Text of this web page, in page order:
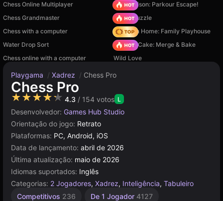
Chess Online Multiplayer
Barry Prison: Parkour Escape!
Chess Grandmaster
Arrow Puzzle
Chess with a computer
My Town Home: Family Playhouse
Water Drop Sort
Piece of Cake: Merge & Bake
Chess online with a computer
Wild Love
Playgama / Xadrez / Chess Pro
Chess Pro
★★★★★ 4.3 / 154 votos L
Desenvolvedor: Games Hub Studio
Orientação do jogo: Retrato
Plataformas: PC, Android, iOS
Data de lançamento: abril de 2026
Última atualização: maio de 2026
Idiomas suportados: Inglês
Categorias: 2 Jogadores, Xadrez, Inteligência, Tabuleiro
Competitivos 236 De 1 Jogador 4127